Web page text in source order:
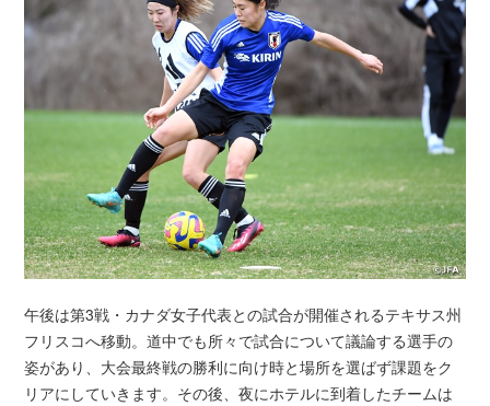
午後は第3戦・カナダ女子代表との試合が開催されるテキサス州
フリスコへ移動。道中でも所々で試合について議論する選手の
姿があり、大会最終戦の勝利に向け時と場所を選ばず課題をク
リアにしていきます。その後、夜にホテルに到着したチームは